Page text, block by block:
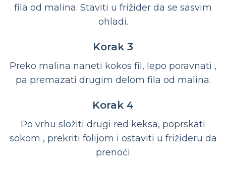
fila od malina. Staviti u frižider da se sasvim
ohladi.
Korak 3
Preko malina naneti kokos fil, lepo poravnati ,
pa premazati drugim delom fila od malina.
Korak 4
Po vrhu složiti drugi red keksa, poprskati
sokom , prekriti folijom i ostaviti u frižideru da
prenoći